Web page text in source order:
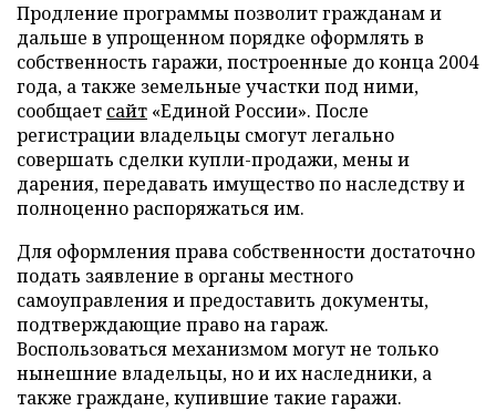
Продление программы позволит гражданам и
дальше в упрощенном порядке оформлять в
собственность гаражи, построенные до конца 2004
года, а также земельные участки под ними,
сообщает сайт «Единой России». После
регистрации владельцы смогут легально
совершать сделки купли-продажи, мены и
дарения, передавать имущество по наследству и
полноценно распоряжаться им.
Для оформления права собственности достаточно
подать заявление в органы местного
самоуправления и предоставить документы,
подтверждающие право на гараж.
Воспользоваться механизмом могут не только
нынешние владельцы, но и их наследники, а
также граждане, купившие такие гаражи.